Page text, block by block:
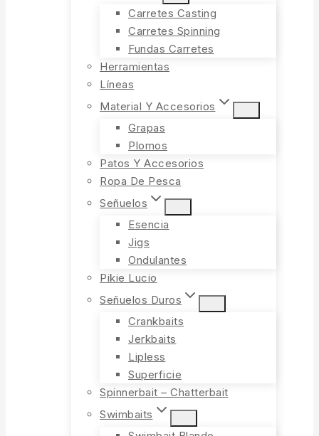
Carretes Casting
Carretes Spinning
Fundas Carretes
Herramientas
Líneas
Material Y Accesorios
Grapas
Plomos
Patos Y Accesorios
Ropa De Pesca
Señuelos
Esencia
Jigs
Ondulantes
Pikie Lucio
Señuelos Duros
Crankbaits
Jerkbaits
Lipless
Superficie
Spinnerbait – Chatterbait
Swimbaits